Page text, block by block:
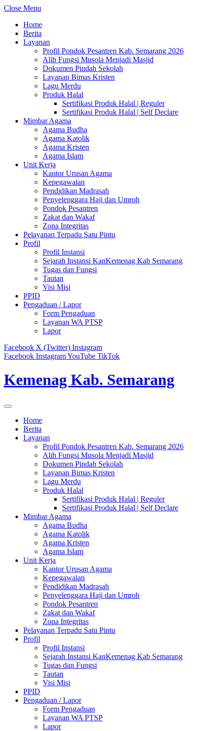
Close Menu
Home
Berita
Layanan
Profil Pondok Pesantren Kab. Semarang 2026
Alih Fungsi Musola Menjadi Masjid
Dokumen Pindah Sekolah
Layanan Bimas Kristen
Lagu Merdu
Produk Halal
Sertifikasi Produk Halal | Reguler
Sertifikasi Produk Halal | Self Declare
Mimbar Agama
Agama Budha
Agama Katolik
Agama Kristen
Agama Islam
Unit Kerja
Kantor Urusan Agama
Kepegawaian
Pendidikan Madrasah
Penyelenggara Haji dan Umroh
Pondok Pesantren
Zakat dan Wakaf
Zona Integritas
Pelayanan Terpadu Satu Pintu
Profil
Profil Instansi
Sejarah Instansi KanKemenag Kab Semarang
Tugas dan Fungsi
Tautan
Visi Misi
PPID
Pengaduan / Lapor
Form Pengaduan
Layanan WA PTSP
Lapor
Facebook X (Twitter) Instagram
Facebook InstagramYouTube TikTok
Kemenag Kab. Semarang
Home
Berita
Layanan
Profil Pondok Pesantren Kab. Semarang 2026
Alih Fungsi Musola Menjadi Masjid
Dokumen Pindah Sekolah
Layanan Bimas Kristen
Lagu Merdu
Produk Halal
Sertifikasi Produk Halal | Reguler
Sertifikasi Produk Halal | Self Declare
Mimbar Agama
Agama Budha
Agama Katolik
Agama Kristen
Agama Islam
Unit Kerja
Kantor Urusan Agama
Kepegawaian
Pendidikan Madrasah
Penyelenggara Haji dan Umroh
Pondok Pesantren
Zakat dan Wakaf
Zona Integritas
Pelayanan Terpadu Satu Pintu
Profil
Profil Instansi
Sejarah Instansi KanKemenag Kab Semarang
Tugas dan Fungsi
Tautan
Visi Misi
PPID
Pengaduan / Lapor
Form Pengaduan
Layanan WA PTSP
Lapor